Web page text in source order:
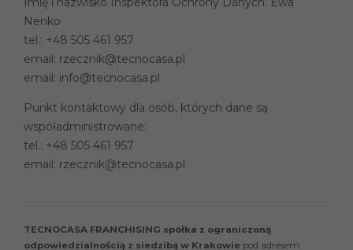
Nenko
tel.: +48 505 461 957
email: rzecznik@tecnocasa.pl
email: info@tecnocasa.pl
Punkt kontaktowy dla osób, których dane są
współadministrowane:
tel.: +48 505 461 957
email: rzecznik@tecnocasa.pl
TECNOCASA FRANCHISING spółka z ograniczoną
odpowiedzialnością z siedzibą w Krakowie pod adresem: